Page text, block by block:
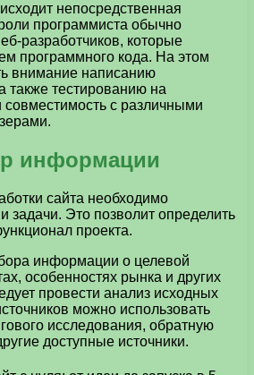
непосредственная
программиста обычно
разработчиков, которые
программного кода. На этом
внимание написанию
также тестированию на
совместимость с различными
информации
сайта необходимо
задачи. Это позволит определить
проекта.
информации о целевой
особенностях рынка и других
провести анализ исходных
можно использовать
исследования, обратную
доступные источники.